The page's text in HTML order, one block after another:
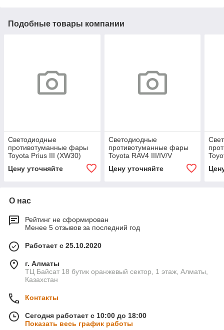
Подобные товары компании
Светодиодные
противотуманные фары
Toyota Prius III (XW30)
[2009-2015] Premium F4
Цену уточняйте
Светодиодные
противотуманные фары
Toyota RAV4 III/IV/V
(XA30/XA40/XA50) [2005-
2013/2015-н.в.] Premium
Цену уточняйте
О нас
Рейтинг не сформирован
Менее 5 отзывов за последний год
Работает с 25.10.2020
г. Алматы
ТЦ Байсат 18 бутик оранжевый сектор, 1 этаж, Алматы,
Казахстан
Контакты
Сегодня работает с 10:00 до 18:00
Показать весь график работы